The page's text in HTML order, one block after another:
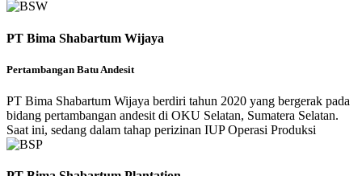
PT Bima Shabartum Wijaya
Pertambangan Batu Andesit
PT Bima Shabartum Wijaya berdiri tahun 2020 yang bergerak pada
bidang pertambangan andesit di OKU Selatan, Sumatera Selatan.
Saat ini, sedang dalam tahap perizinan IUP Operasi Produksi